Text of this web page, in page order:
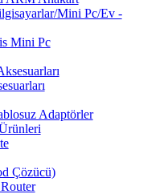
Mini Pc/Ev -
Mini Pc
Adaptörler
Çözücü)